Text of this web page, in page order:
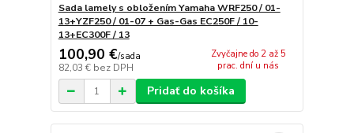
Sada lamely s obložením Yamaha WRF250 / 01-
13+YZF250 / 01-07 + Gas-Gas EC250F / 10-
13+EC300F / 13
100,90 €/sada
82,03 € bez DPH
Zvyčajne do 2 až 5
prac. dní u nás
Pridať do košíka